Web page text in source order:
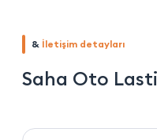
& İletişim detayları
Saha Oto